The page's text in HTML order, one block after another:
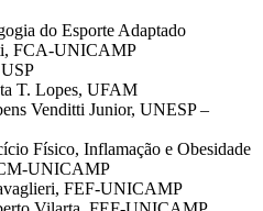
do Esporte Adaptado
FCA-UNICAMP
T. Lopes, UFAM
Venditti Junior, UNESP –
Físico, Inflamação e Obesidade
UNICAMP
FEF-UNICAMP